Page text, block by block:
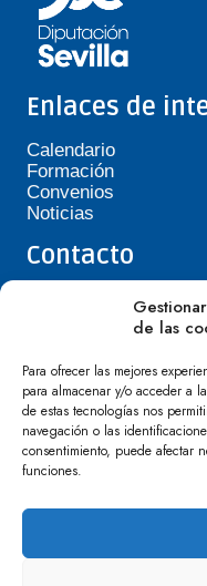
de las
Para ofrecer las mejores
para almacenar y/o acceder a
de estas tecnologías nos
navegación o las
consentimiento, puede afectar
funciones.
Enlaces de
Calendario
Formación
Convenios
Noticias
Contacto
Teléfono de
Villafranca